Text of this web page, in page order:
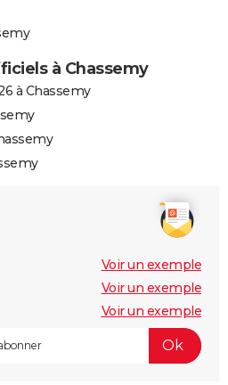
à Chassemy
à Chassemy
Voir un exemple
Voir un exemple
Voir un exemple